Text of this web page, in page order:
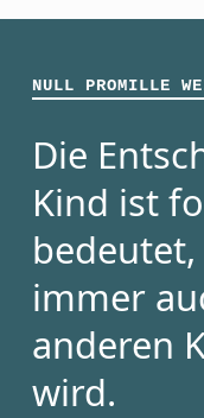
Skip back to main navigation
NULL PROMILLE
Die
Kind ist
immer
anderen
wird.